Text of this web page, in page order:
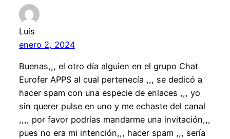
Luis
enero 2, 2024
Buenas,,, el otro día alguien en el grupo Chat
Eurofer APPS al cual pertenecía ,,, se dedicó a
hacer spam con una especie de enlaces ,,, yo
sin querer pulse en uno y me echaste del canal
,,,, por favor podrías mandarme una invitación,,,
pues no era mi intención,,, hacer spam ,,, sería